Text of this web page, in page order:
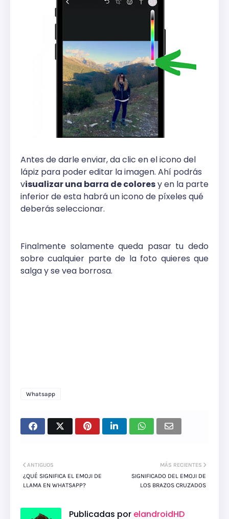
Antes de darle enviar, da clic en el icono del
lápiz para poder editar la imagen. Ahí podrás
visualizar una barra de coloresy en la parte
inferior de esta habrá un icono de píxeles qué
deberás seleccionar.
Finalmente solamente queda pasar tu dedo
sobre cualquier parte de la foto quieres que
salga y se vea borrosa.
Whatsapp
MÁS RECIENTES
SIGNIFICADO DEL EMOJI DE
LOS BRAZOS CRUZADOS
ANTIGUOS
¿QUÉ SIGNIFICA EL EMOJI DE
LLAMA EN WHATSAPP?
Publicadas por elandroidHD